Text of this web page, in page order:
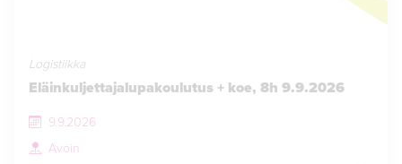
Logistiikka
Eläinkuljettajalupakoulutus + koe, 8h 9.9.2026
9.9.2026
Avoin